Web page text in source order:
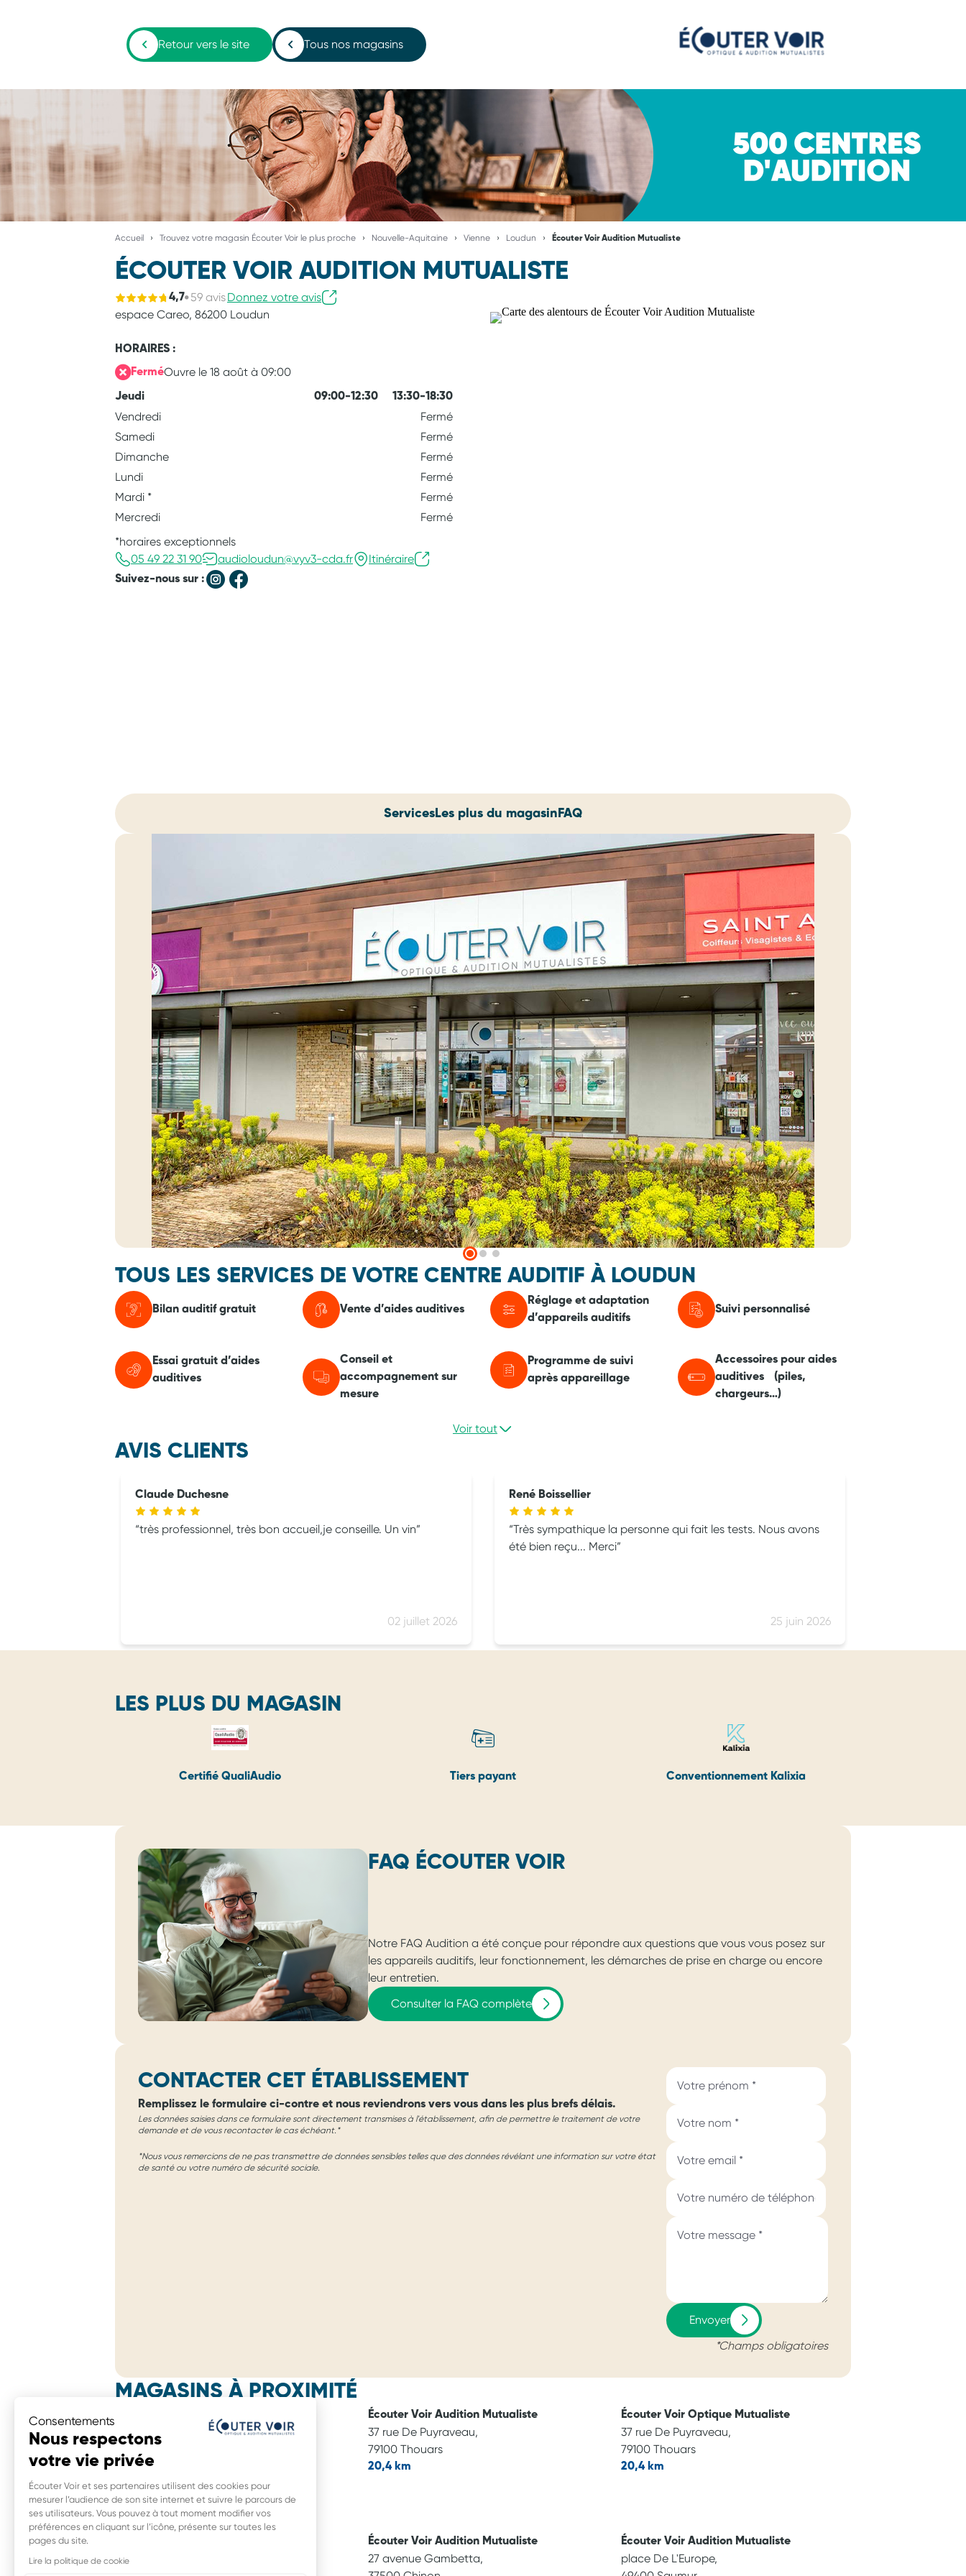
Consentements
Nous respectons
votre vie privée
Écouter Voir et ses partenaires utilisent des cookies pour
mesurer l’audience de son site internet et suivre le parcours de
ses utilisateurs. Vous pouvez à tout moment modifier vos
préférences en cliquant sur l’icône, présente sur toutes les
pages du site.
Lire la politique de cookie
Retour vers le site Tous nos magasins
Accueil Trouvez votre magasin Écouter Voir le plus proche Nouvelle-Aquitaine Vienne Loudun Écouter Voir Audition Mutualiste
ÉCOUTER VOIR AUDITION MUTUALISTE
4,7 59 avisDonnez votre avis
espace Careo, 86200 Loudun
HORAIRES :
FerméOuvre le 18 août à 09:00
Jeudi 09:00-12:30 13:30-18:30
Vendredi
Fermé
Samedi
Fermé
Dimanche
Fermé
Lundi
Fermé
Mardi *
Fermé
Mercredi
Fermé
*horaires exceptionnels
05 49 22 31 90
audioloudun@vyv3-cda.fr Itinéraire
Suivez-nous sur :
Services Les plus du magasin FAQ
TOUS LES SERVICES DE VOTRE CENTRE AUDITIF À LOUDUN
Bilan auditif gratuit Vente d’aides auditives
Réglage et adaptation
d’appareils auditifs
Suivi personnalisé
Essai gratuit d’aides
auditives
Conseil et
accompagnement sur
mesure
Programme de suivi
après appareillage
Accessoires pour aides
auditives (piles,
chargeurs…)
Voir tout
AVIS CLIENTS
Claude Duchesne
02 juillet 2026
très professionnel, très bon accueil,je conseille. Un vin
René Boissellier
25 juin 2026
Très sympathique la personne qui fait les tests. Nous avons
été bien reçu... Merci
LES PLUS DU MAGASIN
Certifié QualiAudio Tiers payant Conventionnement Kalixia
FAQ ÉCOUTER VOIR
Notre FAQ Audition a été conçue pour répondre aux questions que vous vous posez sur
les appareils auditifs, leur fonctionnement, les démarches de prise en charge ou encore
leur entretien.
Consulter la FAQ complète
CONTACTER CET ÉTABLISSEMENT
Remplissez le formulaire ci-contre et nous reviendrons vers vous dans les plus brefs délais.
Les données saisies dans ce formulaire sont directement transmises à l'établissement, afin de permettre le traitement de votre
demande et de vous recontacter le cas échéant.*
*Nous vous remercions de ne pas transmettre de données sensibles telles que des données révélant une information sur votre état
de santé ou votre numéro de sécurité sociale.
Envoyer
*Champs obligatoires
MAGASINS À PROXIMITÉ
espace Commercial Caréo, Lieudit Les
Landes,
86200 Loudun
0,0 km
Écouter Voir Audition Mutualiste
37 rue De Puyraveau,
79100 Thouars
20,4 km
Écouter Voir Optique Mutualiste
37 rue De Puyraveau,
79100 Thouars
20,4 km
14 rue Rabelais,
Écouter Voir Audition Mutualiste
27 avenue Gambetta,
Écouter Voir Audition Mutualiste
place De L'Europe,